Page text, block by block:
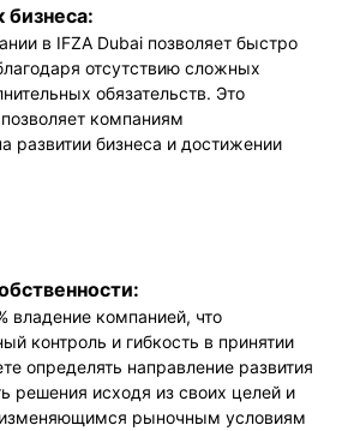
бизнеса:
в IFZA Dubai позволяет быстро
отсутствию сложных
обязательств. Это
компаниям
развитии бизнеса и достижении
владение компанией, что
контроль и гибкость в принятии
определять направление развития
решения исходя из своих целей и
изменяющимся рыночным условиям